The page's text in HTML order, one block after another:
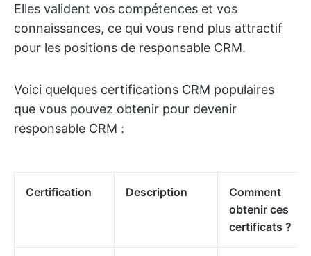
Elles valident vos compétences et vos
connaissances, ce qui vous rend plus attractif
pour les positions de responsable CRM.
Voici quelques certifications CRM populaires
que vous pouvez obtenir pour devenir
responsable CRM :
Certification Description
Comment
obtenir ces
certificats ?